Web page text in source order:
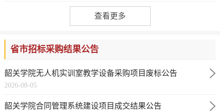
查看更多
省市招标采购结果公告
韶关学院无人机实训室教学设备采购项目废标公告
2026-08-05
韶关学院合同管理系统建设项目成交结果公告